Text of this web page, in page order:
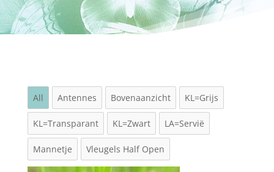
All Antennes Bovenaanzicht KL=Grijs
KL=Transparant KL=Zwart LA=Servië
Mannetje Vleugels Half Open